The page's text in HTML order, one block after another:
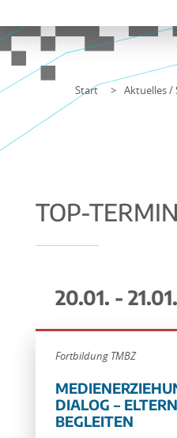
Start Aktuelles /
TOP-
20.01. -
Fortbildung TMBZ
DIALOG –
BEGLEITEN